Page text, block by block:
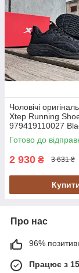
Чоловічі
Xtep Running
979419110027
Готово до
2 930 ₴ 3 631 ₴
Про нас
96%
Працює з